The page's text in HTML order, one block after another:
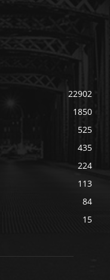
22902
1850
525
435
224
113
84
15